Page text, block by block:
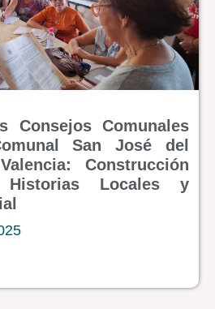
Consejos Comunales
San José del
Construcción
Locales y